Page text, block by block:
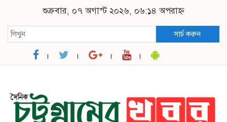
শুক্রবার, ০৭ অগাস্ট ২০২৬, ০৬:১৪ অপরাহ্ন
সার্চ করুন